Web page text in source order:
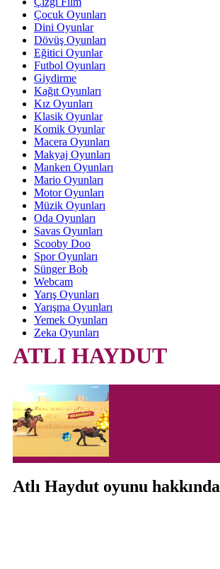
Çocuk Oyunları
Dini Oyunlar
Dövüş Oyunları
Eğitici Oyunlar
Futbol Oyunları
Giydirme
Kağıt Oyunları
Kız Oyunları
Klasik Oyunlar
Komik Oyunlar
Macera Oyunları
Makyaj Oyunları
Manken Oyunları
Mario Oyunları
Motor Oyunları
Müzik Oyunları
Oda Oyunları
Savas Oyunları
Scooby Doo
Spor Oyunları
Sünger Bob
Webcam
Yarış Oyunları
Yarışma Oyunları
Yemek Oyunları
Zeka Oyunları
ATLI HAYDUT
Atlı Haydut oyunu hakkında